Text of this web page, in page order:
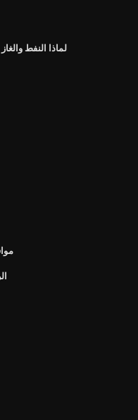
لماذا النفط